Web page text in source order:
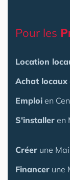
Pour les
Location
Achat locaux
Emploi en
S'installer en
Créer une
Financer une